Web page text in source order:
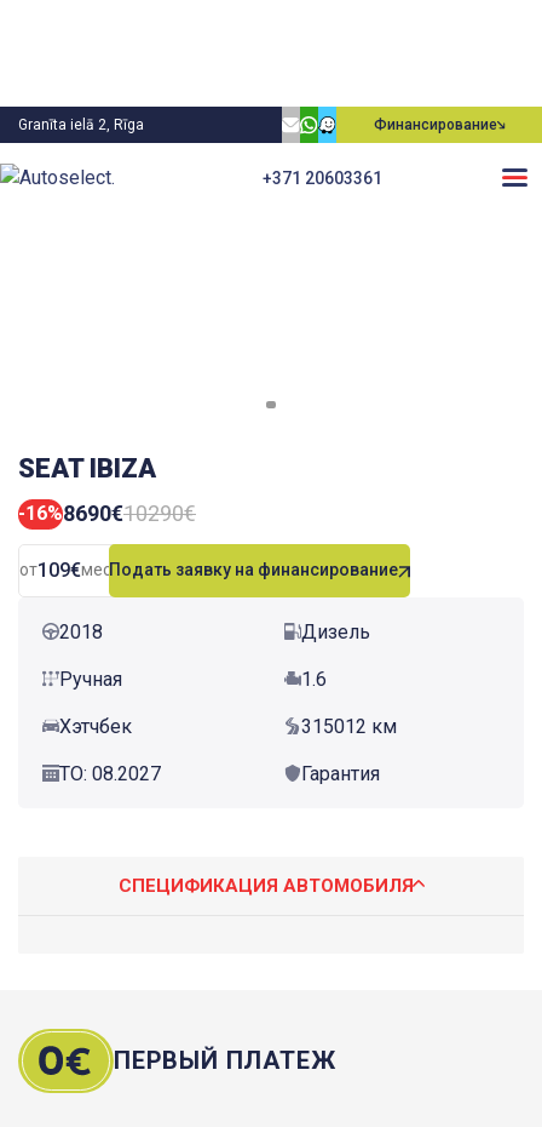
Granīta ielā 2, Rīga Финансирование
+371 20603361
SEAT IBIZA
-16%8690€10290€
от109€мес.Подать заявку на финансирование
2018 Дизель
Ручная 1.6
Хэтчбек 315012 км
ТО: 08.2027 Гарантия
СПЕЦИФИКАЦИЯ АВТОМОБИЛЯ
ПЕРВЫЙ ПЛАТЕЖ